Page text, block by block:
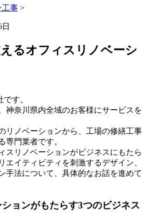
工事 >
るオフィスリノベーシ
す。
神奈川県内全域のお客様にサービスを
リノベーションから、工場の修繕工事
専門業者です。
スリノベーションがビジネスにもたら
エイティビティを刺激するデザイン、
手法について、具体的なお話を進めて
ョンがもたらす3つのビジネス